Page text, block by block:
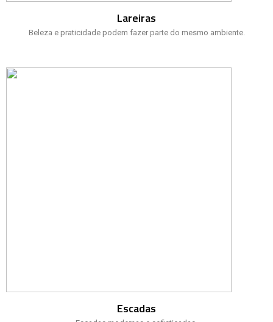
Lareiras
Beleza e praticidade podem fazer parte do mesmo ambiente.
Escadas